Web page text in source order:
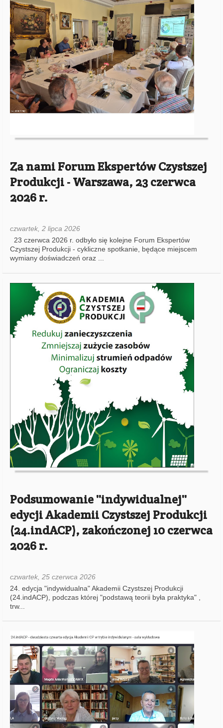
Za nami Forum Ekspertów Czystszej
Produkcji - Warszawa, 23 czerwca
2026 r.
czwartek, 2 lipca 2026
Podsumowanie ''indywidualnej''
edycji Akademii Czystszej Produkcji
(24.indACP), zakończonej 10 czerwca
2026 r.
czwartek, 25 czerwca 2026